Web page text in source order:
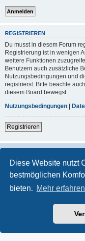
Diese Website nutzt
bestmöglichen
bieten. Mehr erfahren
REGISTRIEREN
Du musst in diesem Forum
Registrierung ist in wenigen
weitere Funktionen
Benutzern auch zusätzliche
Nutzungsbedingungen und
registrierst. Bitte beachte
diesem Board bewegst.
Nutzungsbedingungen
Registrieren